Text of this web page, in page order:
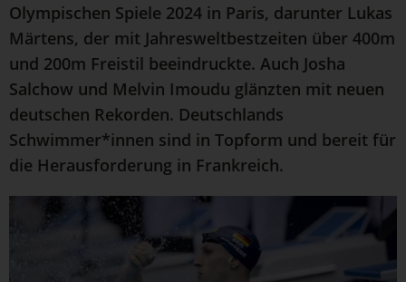
Olympischen Spiele 2024 in Paris, darunter Lukas
Märtens, der mit Jahresweltbestzeiten über 400m
und 200m Freistil beeindruckte. Auch Josha
Salchow und Melvin Imoudu glänzten mit neuen
deutschen Rekorden. Deutschlands
Schwimmer*innen sind in Topform und bereit für
die Herausforderung in Frankreich.